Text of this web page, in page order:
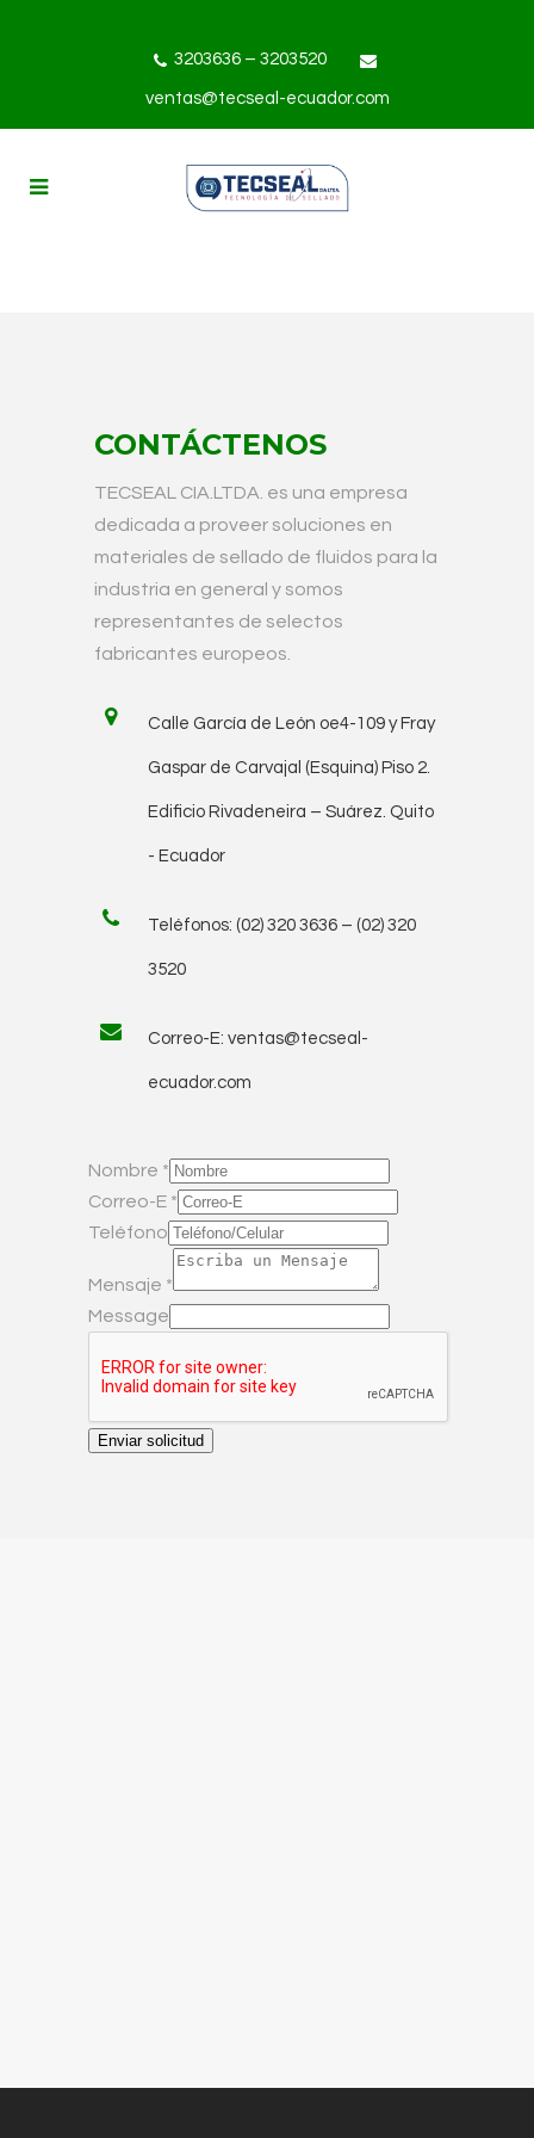
3203636 – 3203520
ventas@tecseal-ecuador.com
CONTÁCTENOS
TECSEAL CIA.LTDA. es una empresa
dedicada a proveer soluciones en
materiales de sellado de fluidos para la
industria en general y somos
representantes de selectos
fabricantes europeos.
Calle García de León oe4-109 y Fray
Gaspar de Carvajal (Esquina) Piso 2.
Edificio Rivadeneira – Suárez. Quito
- Ecuador
Teléfonos: (02) 320 3636 – (02) 320
3520
Correo-E: ventas@tecseal-
ecuador.com
Nombre *
Correo-E *
Teléfono
Mensaje *
Message
Enviar solicitud